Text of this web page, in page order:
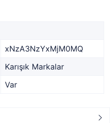
xNzA3NzYxMjM0MQ
Karışık Markalar
Var